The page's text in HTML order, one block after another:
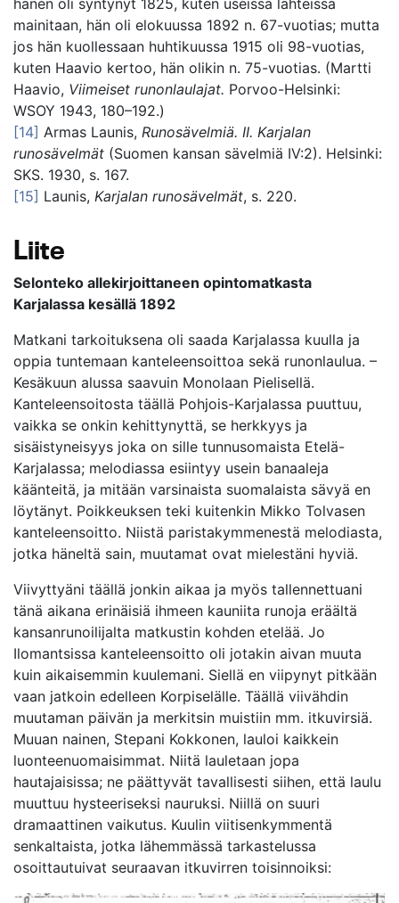
hänen oli syntynyt 1825, kuten useissa lähteissä
mainitaan, hän oli elokuussa 1892 n. 67-vuotias; mutta
jos hän kuollessaan huhtikuussa 1915 oli 98-vuotias,
kuten Haavio kertoo, hän olikin n. 75-vuotias. (Martti
Haavio, Viimeiset runonlaulajat. Porvoo-Helsinki:
WSOY 1943, 180–192.)
[14] Armas Launis, Runosävelmiä. II. Karjalan
runosävelmät (Suomen kansan sävelmiä IV:2). Helsinki:
SKS. 1930, s. 167.
[15] Launis, Karjalan runosävelmät, s. 220.
Liite
Selonteko allekirjoittaneen opintomatkasta
Karjalassa kesällä 1892
Matkani tarkoituksena oli saada Karjalassa kuulla ja
oppia tuntemaan kanteleensoittoa sekä runonlaulua. –
Kesäkuun alussa saavuin Monolaan Pielisellä.
Kanteleensoitosta täällä Pohjois-Karjalassa puuttuu,
vaikka se onkin kehittynyttä, se herkkyys ja
sisäistyneisyys joka on sille tunnusomaista Etelä-
Karjalassa; melodiassa esiintyy usein banaaleja
käänteitä, ja mitään varsinaista suomalaista sävyä en
löytänyt. Poikkeuksen teki kuitenkin Mikko Tolvasen
kanteleensoitto. Niistä paristakymmenestä melodiasta,
jotka häneltä sain, muutamat ovat mielestäni hyviä.
Viivyttyäni täällä jonkin aikaa ja myös tallennettuani
tänä aikana erinäisiä ihmeen kauniita runoja eräältä
kansanrunoilijalta matkustin kohden etelää. Jo
Ilomantsissa kanteleensoitto oli jotakin aivan muuta
kuin aikaisemmin kuulemani. Siellä en viipynyt pitkään
vaan jatkoin edelleen Korpiselälle. Täällä viivähdin
muutaman päivän ja merkitsin muistiin mm. itkuvirsiä.
Muuan nainen, Stepani Kokkonen, lauloi kaikkein
luonteenuomaisimmat. Niitä lauletaan jopa
hautajaisissa; ne päättyvät tavallisesti siihen, että laulu
muuttuu hysteeriseksi nauruksi. Niillä on suuri
dramaattinen vaikutus. Kuulin viitisenkymmentä
senkaltaista, jotka lähemmässä tarkastelussa
osoittautuivat seuraavan itkuvirren toisinnoiksi: